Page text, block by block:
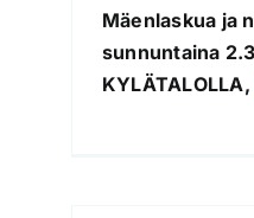
Mäenlaskua ja
sunnuntaina
KYLÄTALOLLA,